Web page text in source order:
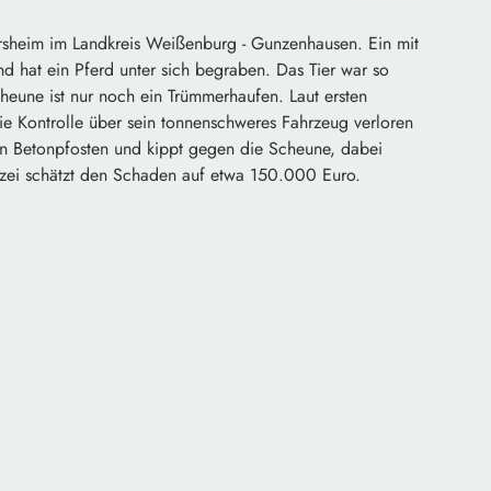
im Landkreis Weißenburg - Gunzenhausen. Ein mit
hat ein Pferd unter sich begraben. Das Tier war so
ist nur noch ein Trümmerhaufen. Laut ersten
Kontrolle über sein tonnenschweres Fahrzeug verloren
Betonpfosten und kippt gegen die Scheune, dabei
schätzt den Schaden auf etwa 150.000 Euro.